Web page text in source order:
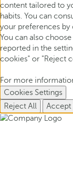
content tailored to
habits. You can
your preferences
You can also
reported in the
cookies" or "Reject
For more
Cookies Settings
Reject All
Accept